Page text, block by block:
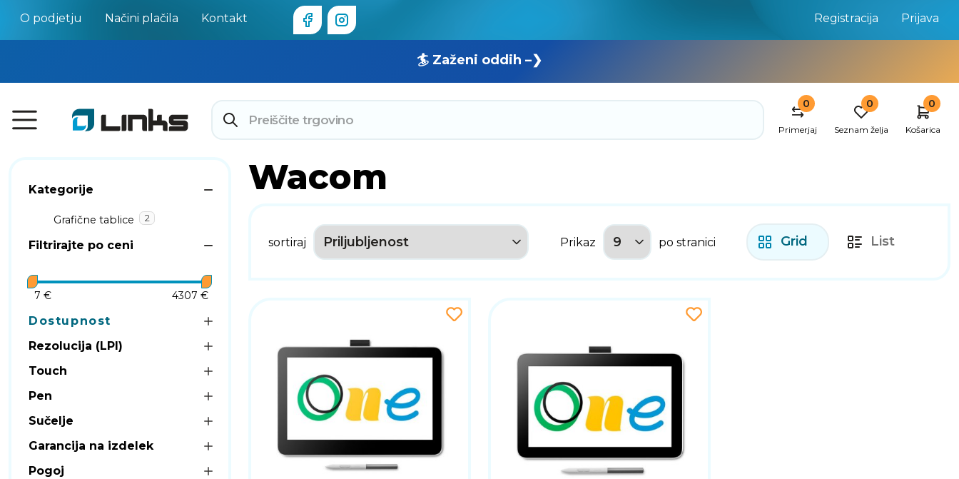
O podjetju Načini plačila Kontakt Registracija Prijava
🏄 Zaženi oddih –❯
0
Primerjaj
0
Seznam želja
0
Košarica
Kategorije
Grafične tablice 2
Filtrirajte po ceni
7 € 4307 €
Dostupnost
Rezolucija (LPI)
Touch
Pen
Sučelje
Garancija na izdelek
Pogoj
Wacom
sortiraj Prikaz po stranici Grid List